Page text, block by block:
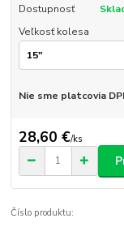
Dostupnosť
Veľkosť kolesa
Nie sme platcovia
28,60 €/ks
Číslo produktu: